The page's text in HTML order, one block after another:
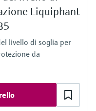
Liquiphant
livello di soglia per
da